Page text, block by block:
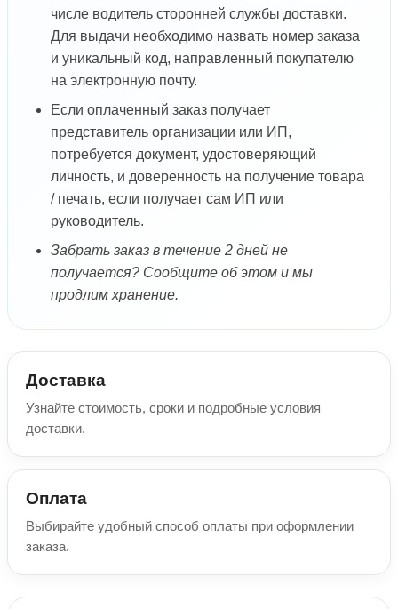
числе водитель сторонней службы доставки.
Для выдачи необходимо назвать номер заказа
и уникальный код, направленный покупателю
на электронную почту.
Если оплаченный заказ получает
представитель организации или ИП,
потребуется документ, удостоверяющий
личность, и доверенность на получение товара
/ печать, если получает сам ИП или
руководитель.
Забрать заказ в течение 2 дней не
получается? Сообщите об этом и мы
продлим хранение.
Доставка
Узнайте стоимость, сроки и подробные условия
доставки.
Оплата
Выбирайте удобный способ оплаты при оформлении
заказа.